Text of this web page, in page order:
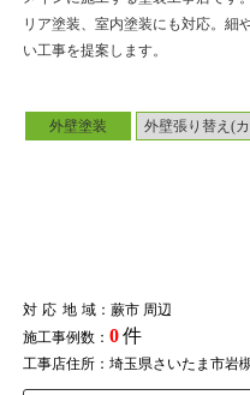
外壁塗装 外壁張り替え(
対応地域：蕨市 周辺
施工事例数： 0件
工事店住所：埼玉県さいたま市岩
リア塗装、室内塗装にも対応。細
い工事を提案します。